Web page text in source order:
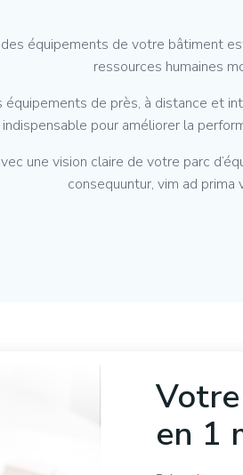
équipements de votre bâtiment
ressources humaines
de près, à distance et
indispensable pour améliorer la
une vision claire de votre parc
consequuntur, vim ad
en 1